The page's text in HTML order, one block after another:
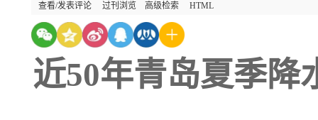
查看/发表评论
过刊浏览 高级检索 HTML
近50年青岛夏季降